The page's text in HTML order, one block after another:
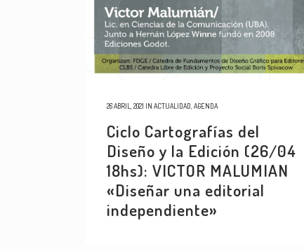
26 ABRIL, 2021 IN ACTUALIDAD AGENDA
Ciclo Cartografías del
Diseño y la Edición (26/04
18hs): VICTOR MALUMIAN
«Diseñar una editorial
independiente»